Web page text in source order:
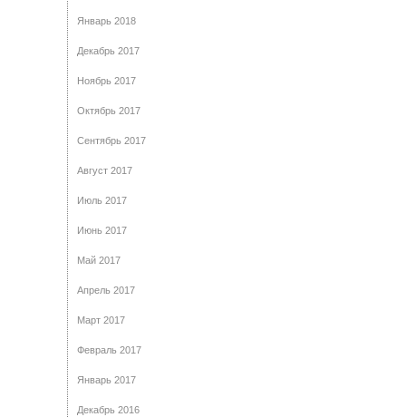
Январь 2018
Декабрь 2017
Ноябрь 2017
Октябрь 2017
Сентябрь 2017
Август 2017
Июль 2017
Июнь 2017
Май 2017
Апрель 2017
Март 2017
Февраль 2017
Январь 2017
Декабрь 2016